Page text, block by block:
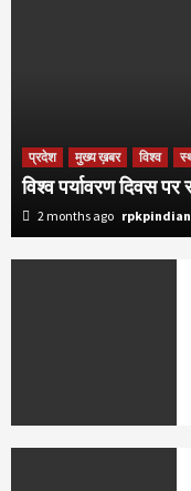
प्रदेश मुख्य ख़बर विश्व
विश्व पर्यावरण दिवस पर
2 months ago